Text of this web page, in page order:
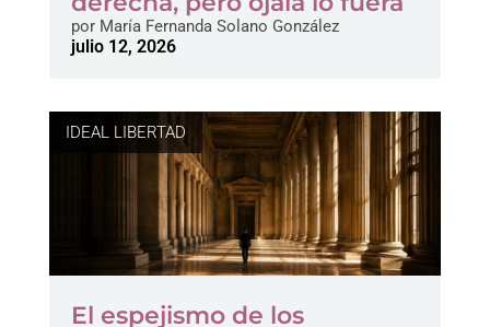
porMaría Fernanda Solano González
julio 12, 2026
IDEAL LIBERTAD
El espejismo de los